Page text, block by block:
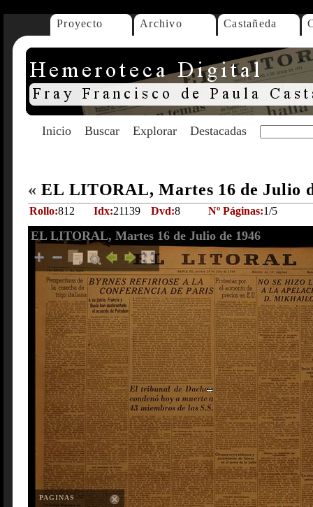
Proyecto Archivo Castañeda
Inicio Buscar Explorar Destacadas
« EL LITORAL, Martes 16 de Julio
Rollo:812 Idx:21139 Dvd:8 Nº Páginas:1/5
EL LITORAL, Martes 16 de Julio de 1946
PAGINAS